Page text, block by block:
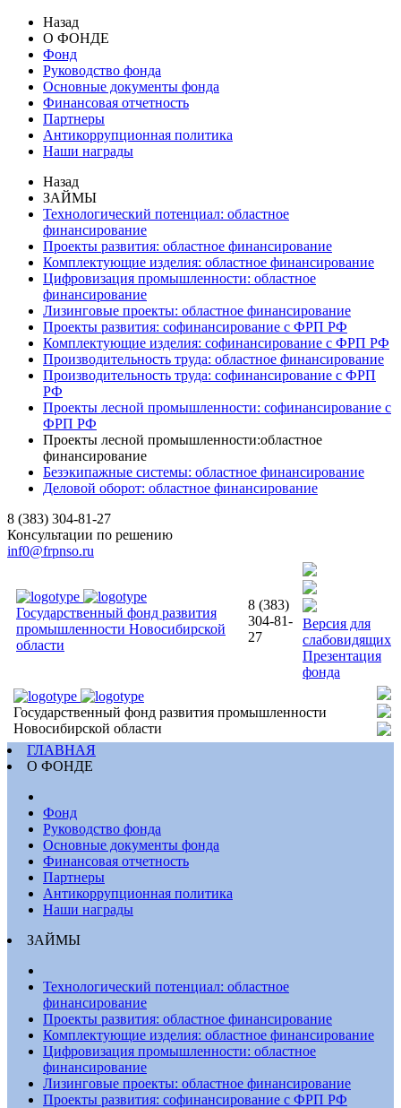
Назад
О ФОНДЕ
Фонд
Руководство фонда
Основные документы фонда
Финансовая отчетность
Партнеры
Антикоррупционная политика
Наши награды
Назад
ЗАЙМЫ
Технологический потенциал: областное
финансирование
Проекты развития: областное финансирование
Комплектующие изделия: областное финансирование
Цифровизация промышленности: областное
финансирование
Лизинговые проекты: областное финансирование
Проекты развития: софинансирование с ФРП РФ
Комплектующие изделия: софинансирование с ФРП РФ
Производительность труда: областное финансирование
Производительность труда: софинансирование с ФРП
РФ
Проекты лесной промышленности: софинансирование с
ФРП РФ
Проекты лесной промышленности:областное
финансирование
Безэкипажные системы: областное финансирование
Деловой оборот: областное финансирование
8 (383) 304-81-27
Консультации по решению
inf0@frpnso.ru
Государственный фонд развития
промышленности Новосибирской
области
8 (383)
304-81-
27
Версия для
слабовидящих
Презентация
фонда
Государственный фонд развития промышленности
Новосибирской области
ГЛАВНАЯ
О ФОНДЕ
Фонд
Руководство фонда
Основные документы фонда
Финансовая отчетность
Партнеры
Антикоррупционная политика
Наши награды
ЗАЙМЫ
Технологический потенциал: областное
финансирование
Проекты развития: областное финансирование
Комплектующие изделия: областное финансирование
Цифровизация промышленности: областное
финансирование
Лизинговые проекты: областное финансирование
Проекты развития: софинансирование с ФРП РФ